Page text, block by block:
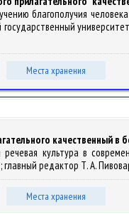
благополучия
Места хранения
качественный в
культура в
редактор Т. А.
Места хранения